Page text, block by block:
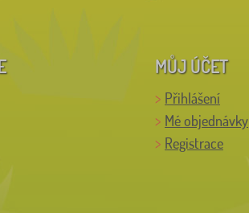
MŮJ ÚČET
Přihlášení
Mé objednávky
Registrace